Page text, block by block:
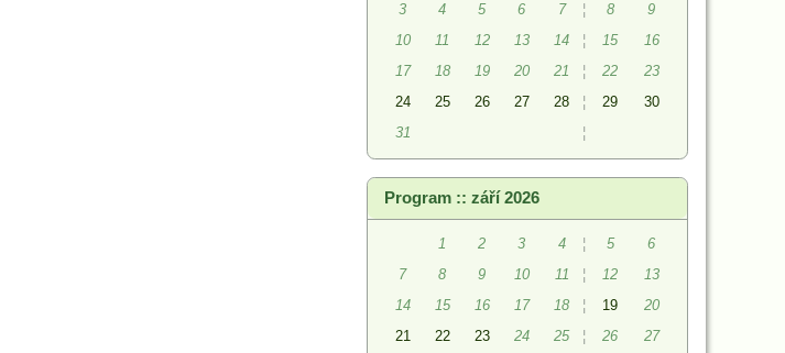
3
4 5 6 7 ¦ 8
9
10
11 12 13 14 ¦ 15
16
17
18 19 20 21 ¦ 22
23
24
25 26 27 28 ¦ 29
30
31
¦
Program :: září 2026
1 2 3 4 ¦ 5
6
7
8 9 10 11 ¦ 12
13
14
15 16 17 18 ¦ 19
20
21
22 23 24 25 ¦ 26 27